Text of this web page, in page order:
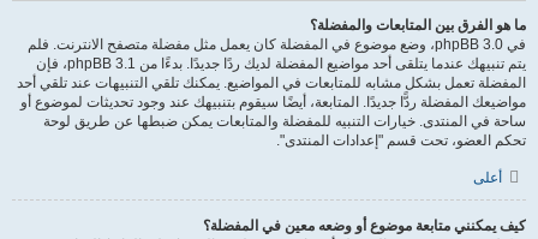
ما هو الفرق بين المتابعات والمفضلة؟
في phpBB 3.0، وضع موضوع في المفضلة كان يعمل مثل مفضلة متصفح الانترنت. فلم
يتم تنبيهك عندما يتلقى أحد مواضيع المفضلة لديك ردًا جديدًا. بدءًا من phpBB 3.1، فإن
المفضلة تعمل بشكل مشابه للمتابعات في المواضيع. يمكنك تلقي التنبيهات عند تلقي أحد
مواضيعك المفضلة ردًّا جديدًا. المتابعة، أيضًا سيقوم بتنبيهك عند وجود تحديثات لموضوع أو
ساحة في المنتدى. خيارات التنبيه للمفضلة والمتابعات يمكن ضبطها عن طريق لوحة
تحكم العضو، تحت قسم "إعدادات المنتدى".
أعلى
كيف يمكنني متابعة موضوع أو وضعه معين في المفضلة؟